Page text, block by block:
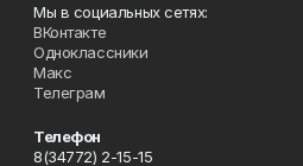
Мы в социальных сетях:
ВКонтакте
Одноклассники
Макс
Телеграм
Телефон
8(34772) 2-15-15